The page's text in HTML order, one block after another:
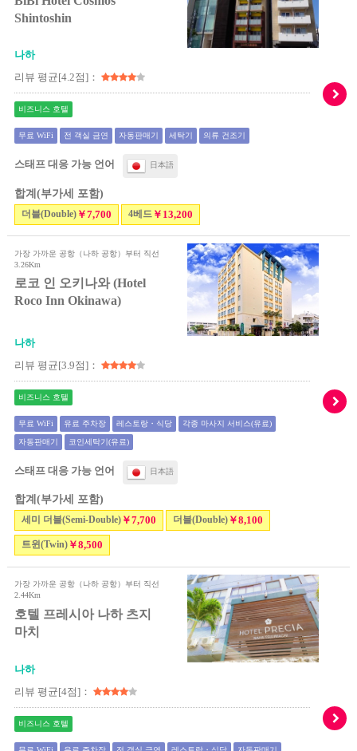
Shintoshin
나하
리뷰 평균[4.2점]：
비즈니스 호텔
무료 WiFi 전 객실 금연 자동판매기 세탁기 의류 건조기
스태프 대응 가능 언어 日本語
합계(부가세 포함)
더블(Double)￥7,700 4베드￥13,200
가장 가까운 공항（나하 공항）부터 직선
3.26Km
로코 인 오키나와 (Hotel
Roco Inn Okinawa)
나하
리뷰 평균[3.9점]：
비즈니스 호텔
무료 WiFi 유료 주차장 레스토랑・식당 각종 마사지 서비스(유료)
자동판매기 코인세탁기(유료)
스태프 대응 가능 언어 日本語
합계(부가세 포함)
세미 더블(Semi-Double)￥7,700 더블(Double)￥8,100
트윈(Twin)￥8,500
가장 가까운 공항（나하 공항）부터 직선
2.44Km
호텔 프레시아 나하 츠지
마치
나하
리뷰 평균[4점]：
비즈니스 호텔